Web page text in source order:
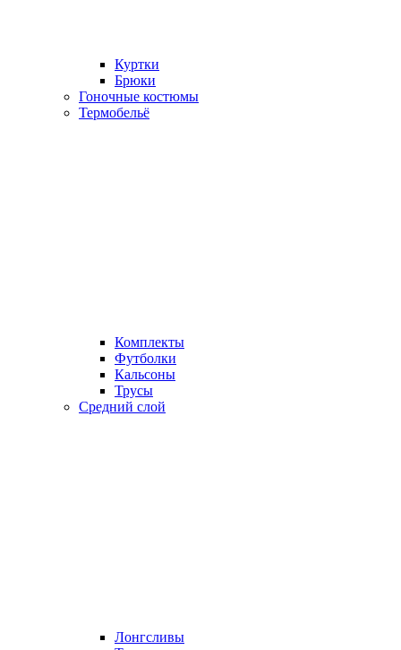
Куртки
Брюки
Гоночные костюмы
Термобельё
Комплекты
Футболки
Кальсоны
Трусы
Средний слой
Лонгсливы